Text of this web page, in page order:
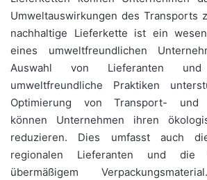
Umweltauswirkungen des Transports
nachhaltige Lieferkette ist ein
eines umweltfreundlichen
Auswahl von Lieferanten
umweltfreundliche Praktiken
Optimierung von Transport- und
können Unternehmen ihren
reduzieren. Dies umfasst auch
regionalen Lieferanten und die
übermäßigem